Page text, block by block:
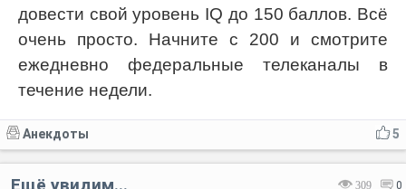
довести свой уровень IQ до 150 баллов. Всё
очень просто. Начните с 200 и смотрите
ежедневно федеральные телеканалы в
течение недели.
5
Анекдоты
309 0